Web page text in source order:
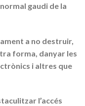
gaudi de la
a no destruir,
forma, danyar les
i altres que
l’accés